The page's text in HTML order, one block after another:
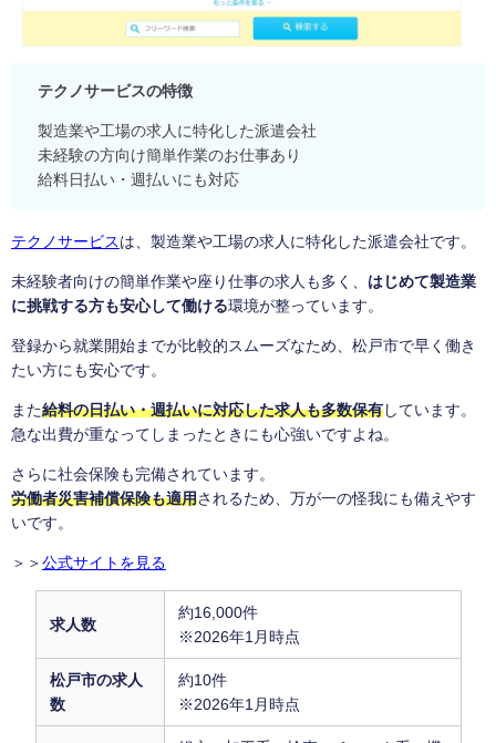
テクノサービスの特徴
製造業や工場の求人に特化した派遣会社
未経験の方向け簡単作業のお仕事あり
給料日払い・週払いにも対応
テクノサービス は、製造業や工場の求人に特化した派遣会社です。
未経験者向けの簡単作業や座り仕事の求人も多く、 はじめて製造業
に挑戦する方も安心して働ける環境が整っています。
登録から就業開始までが比較的スムーズなため、松戸市で早く働き
たい方にも安心です。
また給料の日払い・週払いに対応した求人も多数保有 しています。
急な出費が重なってしまったときにも心強いですよね。
さらに社会保険も完備されています。
労働者災害補償保険も適用されるため、万が一の怪我にも備えやす
いです。
＞＞ 公式サイトを見る
求人数
約16,000件
※2026年1月時点
松戸市の求人
数
約10件
※2026年1月時点